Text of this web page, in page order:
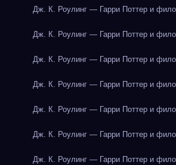
Дж. К. Роулинг — Гарри Поттер и
Дж. К. Роулинг — Гарри Поттер и
Дж. К. Роулинг — Гарри Поттер и
Дж. К. Роулинг — Гарри Поттер и
Дж. К. Роулинг — Гарри Поттер и
Дж. К. Роулинг — Гарри Поттер и
Дж. К. Роулинг — Гарри Поттер и